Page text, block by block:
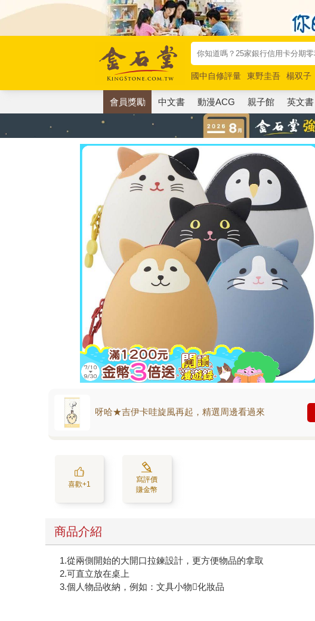
國中自修評量 東野圭吾 楊双子
唯紅花綻放
奧德賽 路邊攤新作
會員獎勵 中文書 動漫ACG 親子館 英文書
呀哈★吉伊卡哇旋風再起，精選周邊看過來
喜歡+1
寫評價
賺金幣
商品介紹
1.從兩側開始的大開口拉鍊設計，更方便物品的拿取
2.可直立放在桌上
3.個人物品收納，例如：文具小物化妝品